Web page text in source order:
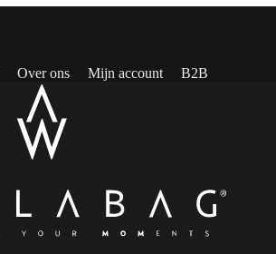
Over ons Mijn account B2B